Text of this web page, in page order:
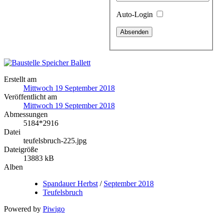
Auto-Login
Erstellt am
Mittwoch 19 September 2018
Veröffentlicht am
Mittwoch 19 September 2018
Abmessungen
5184*2916
Datei
teufelsbruch-225.jpg
Dateigröße
13883 kB
Alben
Spandauer Herbst / September 2018
Teufelsbruch
Powered by Piwigo